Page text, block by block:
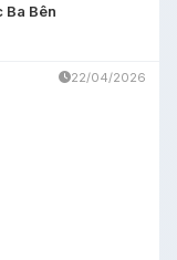
Ba Bên
22/04/2026